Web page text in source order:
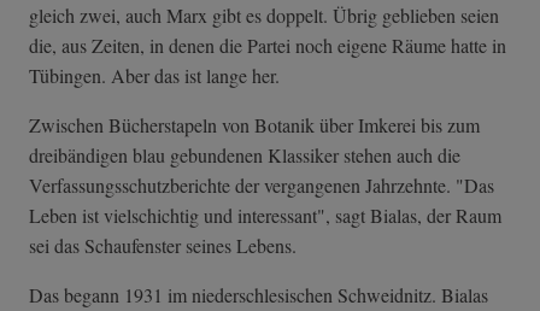
gleich zwei, auch Marx gibt es doppelt. Übrig geblieben seien
die, aus Zeiten, in denen die Partei noch eigene Räume hatte in
Tübingen. Aber das ist lange her.
Zwischen Bücherstapeln von Botanik über Imkerei bis zum
dreibändigen blau gebundenen Klassiker stehen auch die
Verfassungsschutzberichte der vergangenen Jahrzehnte. "Das
Leben ist vielschichtig und interessant", sagt Bialas, der Raum
sei das Schaufenster seines Lebens.
Das begann 1931 im niederschlesischen Schweidnitz. Bialas